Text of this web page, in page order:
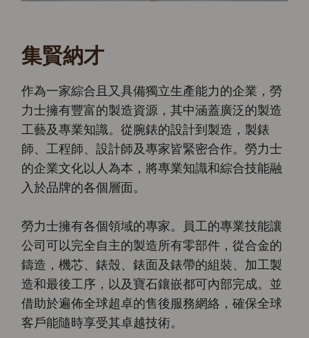
集賢納才
作為一家綜合且又具備獨立生產能力的企業，勞
力士擁有豐富的製造資源，其中涵蓋廣泛的製造
工藝及專業知識。從腕錶的設計到製造，製錶
師、工程師、設計師及專家皆緊密合作。勞力士
的企業文化以人為本，將專業知識和綜合技能融
入於品牌的各個層面。
勞力士擁有各個領域的專家。員工的專業技能讓
公司可以完全自主的製造所有零部件，從合金的
鑄造，機芯、錶殼、錶面及錶帶的組裝、加工製
造和最後工序，以及寶石鑲嵌都可內部完成。並
借助於遍佈全球超卓的售後服務網絡，確保全球
客戶能隨時享受其卓越技術。